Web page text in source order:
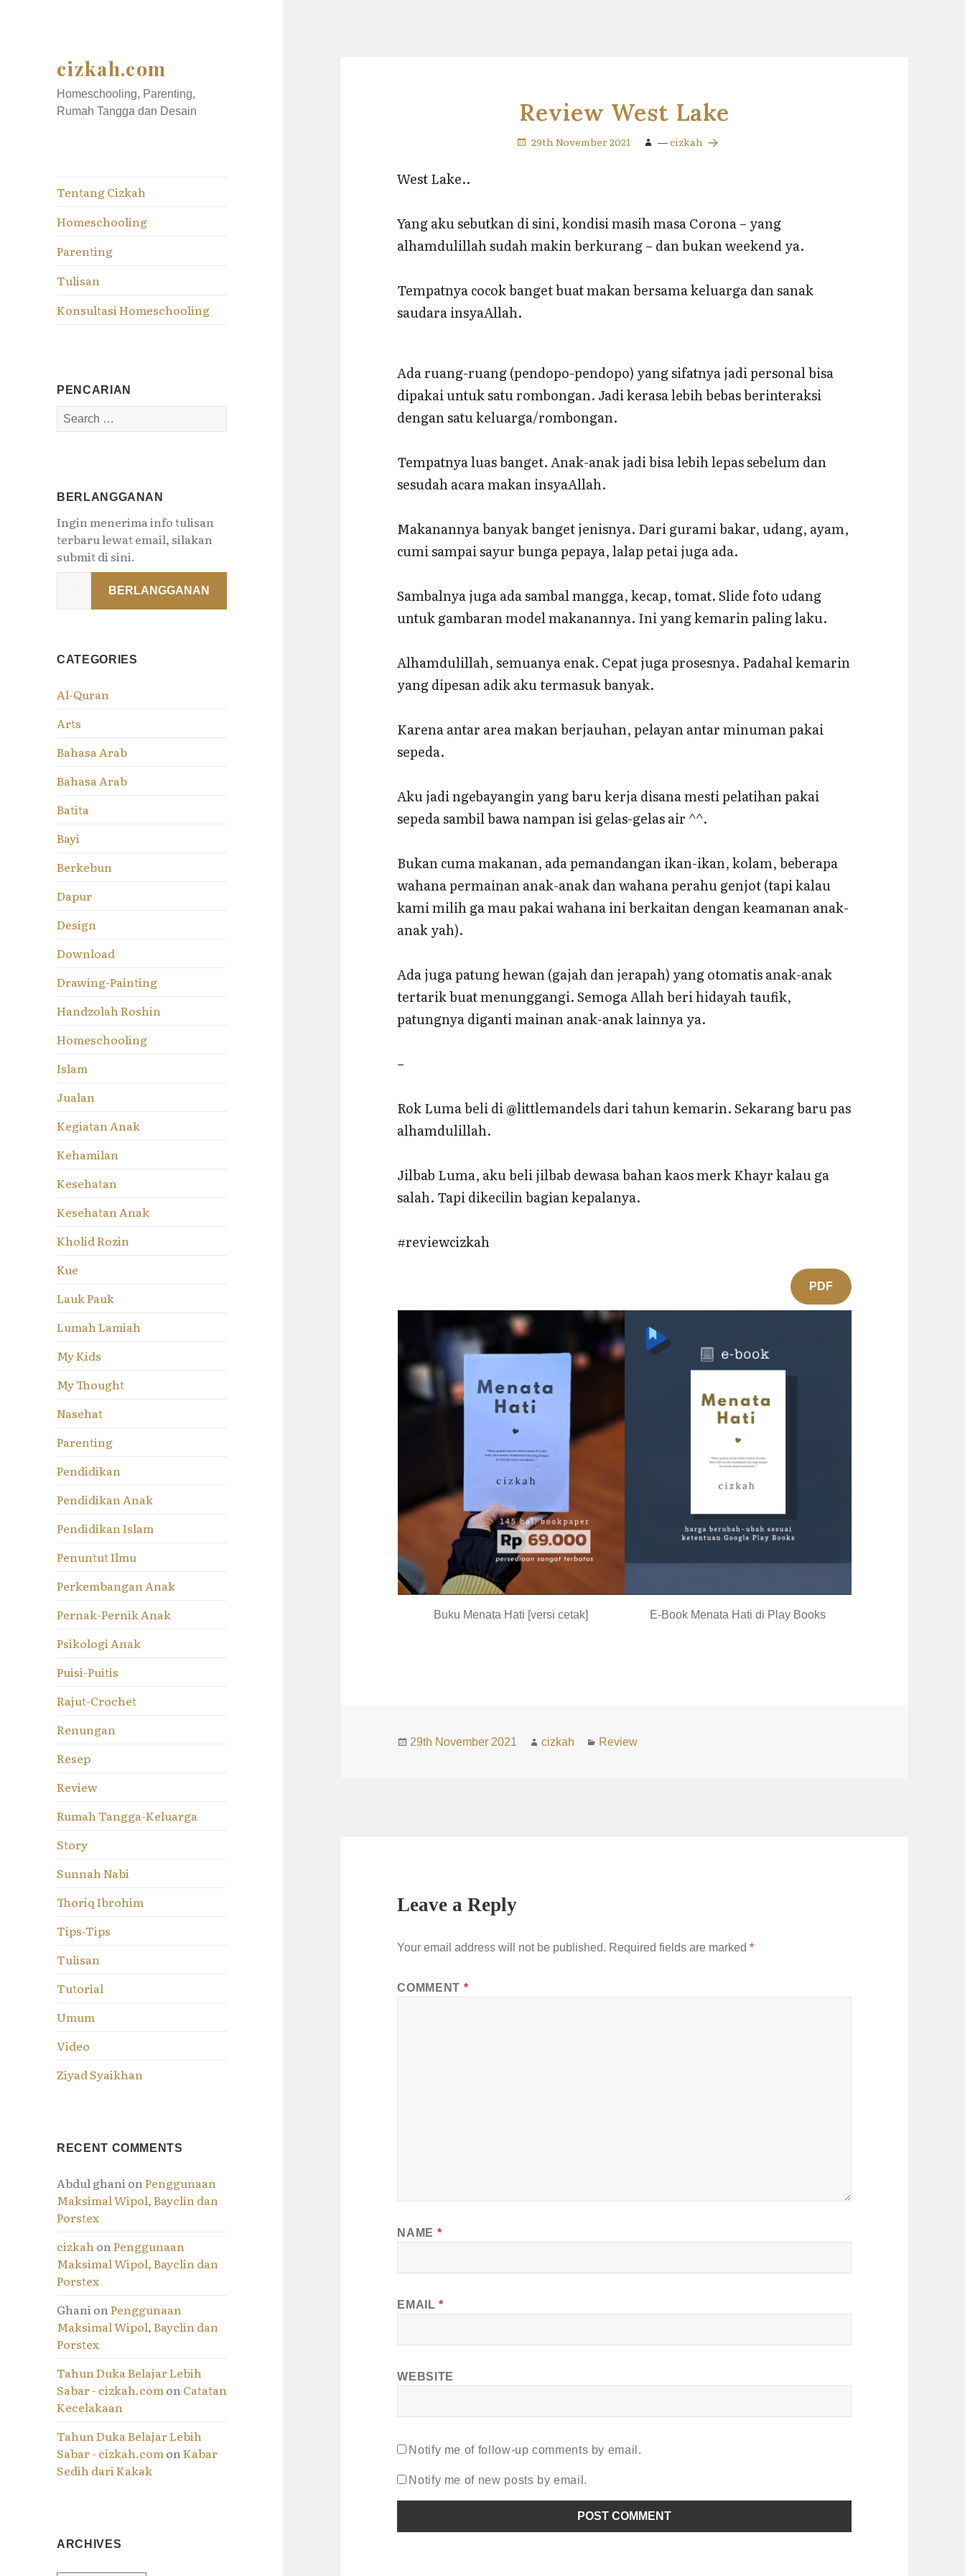
cizkah.com
Homeschooling, Parenting,
Rumah Tangga dan Desain
Tentang Cizkah
Homeschooling
Parenting
Tulisan
Konsultasi Homeschooling
PENCARIAN
Search
for:
BERLANGGANAN
Ingin menerima info tulisan
terbaru lewat email, silakan
submit di sini.
email…
BERLANGGANAN
CATEGORIES
Al-Quran
Arts
Bahasa Arab
Bahasa Arab
Batita
Bayi
Berkebun
Dapur
Design
Download
Drawing-Painting
Handzolah Roshin
Homeschooling
Islam
Jualan
Kegiatan Anak
Kehamilan
Kesehatan
Kesehatan Anak
Kholid Rozin
Kue
Lauk Pauk
Lumah Lamiah
My Kids
My Thought
Nasehat
Parenting
Pendidikan
Pendidikan Anak
Pendidikan Islam
Penuntut Ilmu
Perkembangan Anak
Pernak-Pernik Anak
Psikologi Anak
Puisi-Puitis
Rajut-Crochet
Renungan
Resep
Review
Rumah Tangga-Keluarga
Story
Sunnah Nabi
Thoriq Ibrohim
Tips-Tips
Tulisan
Tutorial
Umum
Video
Ziyad Syaikhan
RECENT COMMENTS
Abdul ghanionPenggunaan
Maksimal Wipol, Bayclin dan
Porstex
cizkahonPenggunaan
Maksimal Wipol, Bayclin dan
Porstex
GhanionPenggunaan
Maksimal Wipol, Bayclin dan
Porstex
Tahun Duka Belajar Lebih
Sabar - cizkah.comonCatatan
Kecelakaan
Tahun Duka Belajar Lebih
Sabar - cizkah.comonKabar
Sedih dari Kakak
ARCHIVES
Review West Lake
29th November 2021 —cizkah
West Lake..
Yang aku sebutkan di sini, kondisi masih masa Corona – yang
alhamdulillah sudah makin berkurang – dan bukan weekend ya.
Tempatnya cocok banget buat makan bersama keluarga dan sanak
saudara insyaAllah.
Ada ruang-ruang (pendopo-pendopo) yang sifatnya jadi personal bisa
dipakai untuk satu rombongan. Jadi kerasa lebih bebas berinteraksi
dengan satu keluarga/rombongan.
Tempatnya luas banget. Anak-anak jadi bisa lebih lepas sebelum dan
sesudah acara makan insyaAllah.
Makanannya banyak banget jenisnya. Dari gurami bakar, udang, ayam,
cumi sampai sayur bunga pepaya, lalap petai juga ada.
Sambalnya juga ada sambal mangga, kecap, tomat. Slide foto udang
untuk gambaran model makanannya. Ini yang kemarin paling laku.
Alhamdulillah, semuanya enak. Cepat juga prosesnya. Padahal kemarin
yang dipesan adik aku termasuk banyak.
Karena antar area makan berjauhan, pelayan antar minuman pakai
sepeda.
Aku jadi ngebayangin yang baru kerja disana mesti pelatihan pakai
sepeda sambil bawa nampan isi gelas-gelas air ^^.
Bukan cuma makanan, ada pemandangan ikan-ikan, kolam, beberapa
wahana permainan anak-anak dan wahana perahu genjot (tapi kalau
kami milih ga mau pakai wahana ini berkaitan dengan keamanan anak-
anak yah).
Ada juga patung hewan (gajah dan jerapah) yang otomatis anak-anak
tertarik buat menunggangi. Semoga Allah beri hidayah taufik,
patungnya diganti mainan anak-anak lainnya ya.
–
Rok Luma beli di @littlemandels dari tahun kemarin. Sekarang baru pas
alhamdulillah.
Jilbab Luma, aku beli jilbab dewasa bahan kaos merk Khayr kalau ga
salah. Tapi dikecilin bagian kepalanya.
#reviewcizkah
PDF
Buku Menata Hati [versi cetak] E-Book Menata Hati di Play Books
Posted
29th November 2021 Author
cizkah Categories
Review
Leave a Reply
Your email address will not be published. Required fields are marked*
COMMENT *
NAME *
EMAIL*
WEBSITE
Notify me of follow-up comments by email.
Notify me of new posts by email.